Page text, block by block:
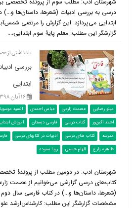
درسی به بررسی ادبیات (شعرها، داستان‌ها
ابتدایی می‌پردازد. این گزارش را مرتضی
گزارشگر این مطلب: معلم پایۀ سوم ابتدایی،...
یادداشتی از
بررسی
ابتدایی
۱۶ آبان ۱۳۹۸ |
مینو رضایی عصمت زارعی عباس احمدی انسیه
احمد اکبرپور
کتاب درسی فارسی دبستان آموزش
مدرسه
کتاب های درسی ادبیات در کتابهای درسی
طاهره زارع
الهام حسنی رویا ستوده
شهرستان ادب: در دومین مطلب از پروندۀ
کتاب‌‌های درسی گزارشی می‌خوانیم از عصمت
(شعرها، داستان‌ها و...) در کتاب فارسی سال
مشخصات گزارشگر این مطلب: کارشناس‌ارشد